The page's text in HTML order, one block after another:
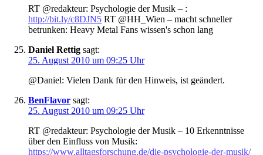
RT @redakteur: Psychologie der Musik – :
http://bit.ly/c8DJN5 RT @HH_Wien – macht schneller
betrunken: Heavy Metal Fans wissen's schon lang
Daniel Rettig sagt:
25. August 2010 um 09:25 Uhr
@Daniel: Vielen Dank für den Hinweis, ist geändert.
BenFlavor sagt:
25. August 2010 um 09:25 Uhr
RT @redakteur: Psychologie der Musik – 10 Erkenntnisse
über den Einfluss von Musik:
https://www.alltagsforschung.de/die-psychologie-der-musik/